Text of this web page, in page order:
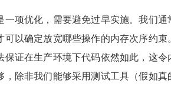
项优化，需要避免过早实施。我们
以确定放宽哪些操作的内存次序约束
证在生产环境下代码依然如此，这
除非我们能够采用测试工具（假如